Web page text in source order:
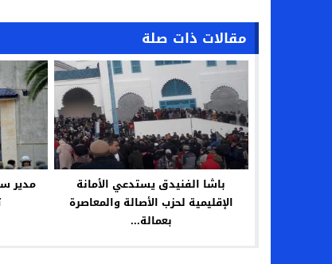
مقالات ذات صلة
باشا الفنيدق يستدعي الأمانة
الإقليمية لحزب الأصالة والمعاصرة
بعمالة...
مدير